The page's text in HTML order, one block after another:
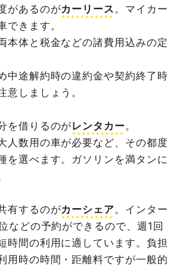
があるのがカーリース 。マイカー
できます。
本体と税金などの諸費用込みの定
中途解約時の違約金や契約終了時
意しましょう。
を借りるのがレンタカー。
人数用の車が必要など、その都度
を選べます。ガソリンを満タンに
有するのがカーシェア。インター
などの予約ができるので、週1回
時間の利用に適しています。負担
用時の時間・距離料ですが一般的